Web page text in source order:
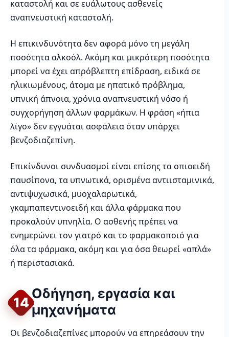
καταστολή και σε ευάλωτους ασθενείς
αναπνευστική καταστολή.
Η επικινδυνότητα δεν αφορά μόνο τη μεγάλη
ποσότητα αλκοόλ. Ακόμη και μικρότερη ποσότητα
μπορεί να έχει απρόβλεπτη επίδραση, ειδικά σε
ηλικιωμένους, άτομα με ηπατικό πρόβλημα,
υπνική άπνοια, χρόνια αναπνευστική νόσο ή
συγχορήγηση άλλων φαρμάκων. Η φράση «ήπια
λίγο» δεν εγγυάται ασφάλεια όταν υπάρχει
βενζοδιαζεπίνη.
Επικίνδυνοι συνδυασμοί είναι επίσης τα οπιοειδή
παυσίπονα, τα υπνωτικά, ορισμένα αντιισταμινικά,
αντιψυχωσικά, μυοχαλαρωτικά,
γκαμπαπεντινοειδή και άλλα φάρμακα που
προκαλούν υπνηλία. Ο ασθενής πρέπει να
ενημερώνει τον γιατρό και το φαρμακοποιό για
όλα τα φάρμακα, ακόμη και για όσα θεωρεί «απλά»
ή περιστασιακά.
14
Οδήγηση, εργασία και
μηχανήματα
Οι βενζοδιαζεπίνες μπορούν να επηρεάσουν την